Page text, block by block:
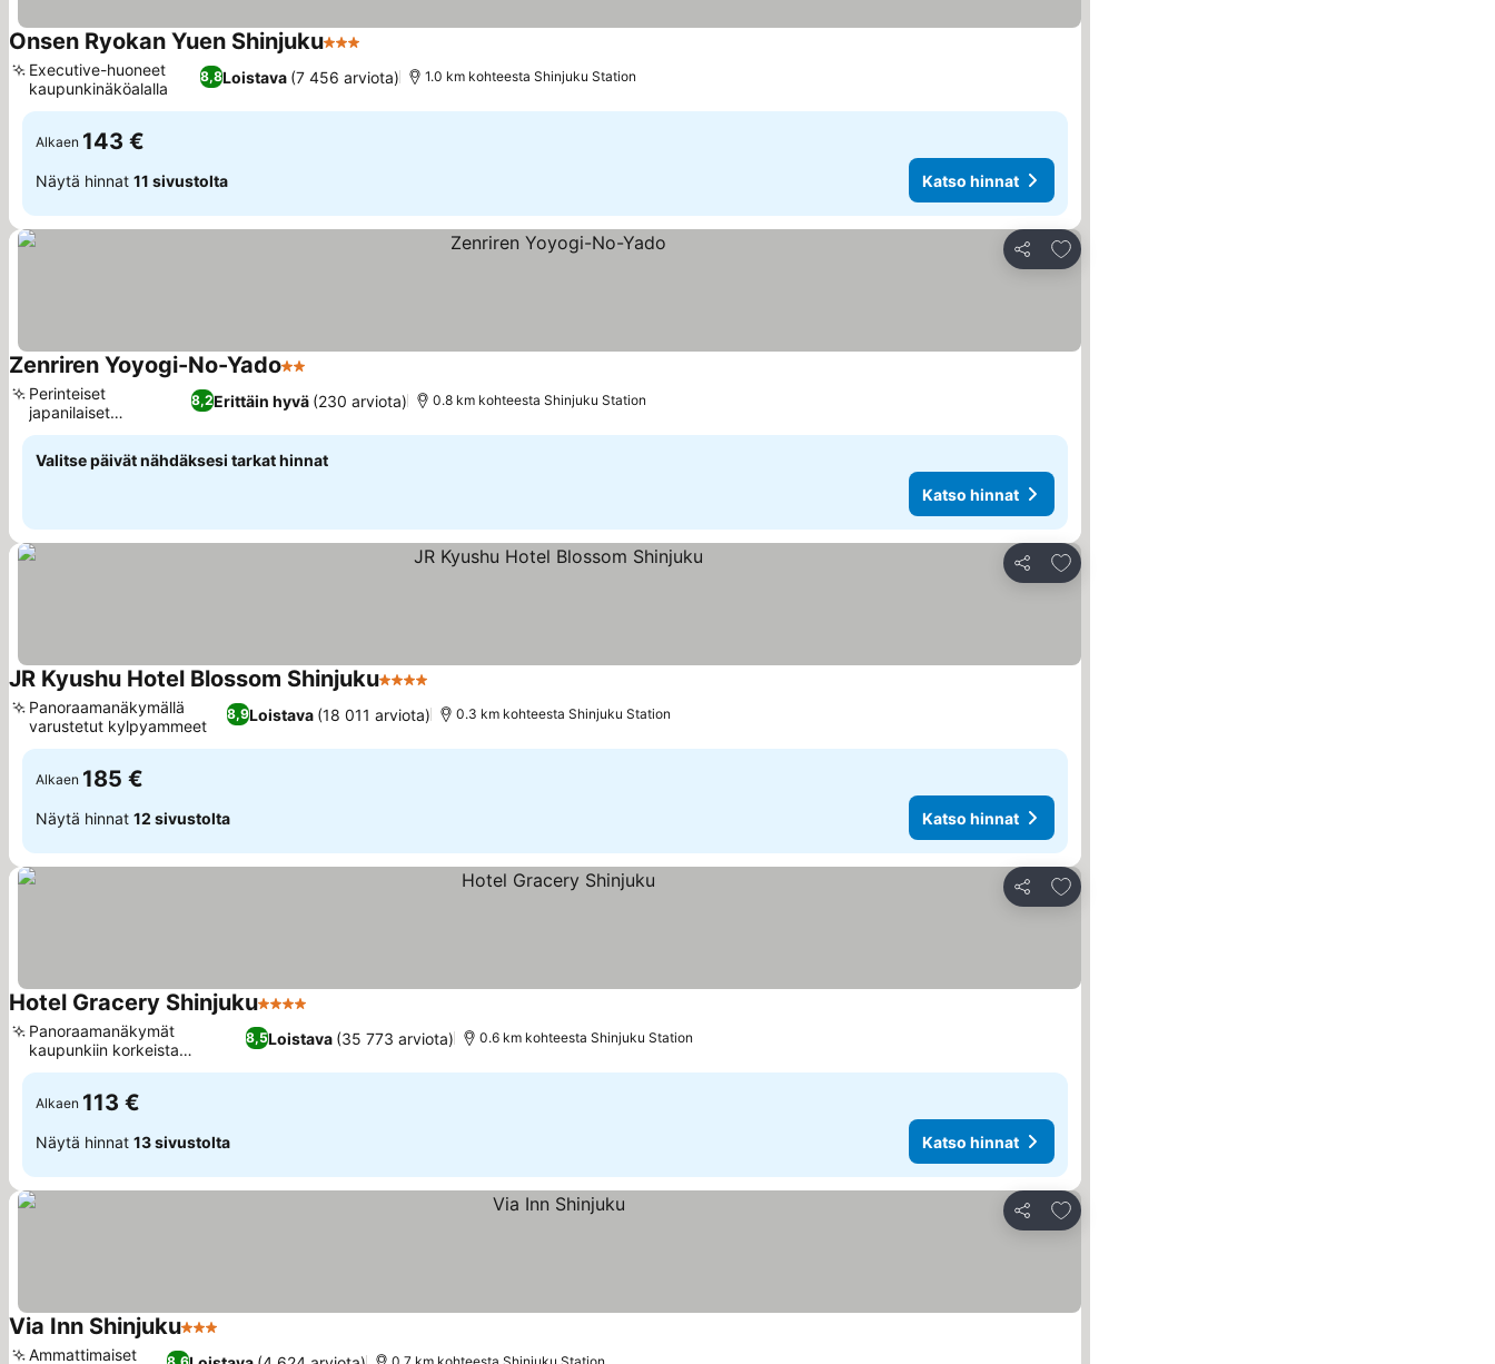
Onsen Ryokan Yuen Shinjuku3 Tähtiluokitus
8,8Loistava (7 456 arviota)
Executive-huoneet
kaupunkinäköalalla
1.0 km kohteesta Shinjuku Station
Alkaen 143 €
Näytä hinnat 11 sivustolta Katso hinnat
Jaa
Lisää suosikkeihin
Zenriren Yoyogi-No-Yado2 Tähtiluokitus
8,2Erittäin hyvä (230 arviota)
Perinteiset
japanilaiset
huoneavaimet
0.8 km kohteesta Shinjuku Station
Valitse päivät nähdäksesi tarkat hinnat
Katso hinnat
Jaa
Lisää suosikkeihin
JR Kyushu Hotel Blossom Shinjuku4 Tähtiluokitus
8,9Loistava (18 011 arviota)
Panoraamanäkymällä
varustetut kylpyammeet
0.3 km kohteesta Shinjuku Station
Alkaen 185 €
Näytä hinnat 12 sivustolta Katso hinnat
Jaa
Lisää suosikkeihin
Hotel Gracery Shinjuku4 Tähtiluokitus
8,5Loistava (35 773 arviota)
Panoraamanäkymät
kaupunkiin korkeista
kerroksista
0.6 km kohteesta Shinjuku Station
Alkaen 113 €
Näytä hinnat 13 sivustolta Katso hinnat
Jaa
Lisää suosikkeihin
Via Inn Shinjuku3 Tähtiluokitus
Ammattimaiset